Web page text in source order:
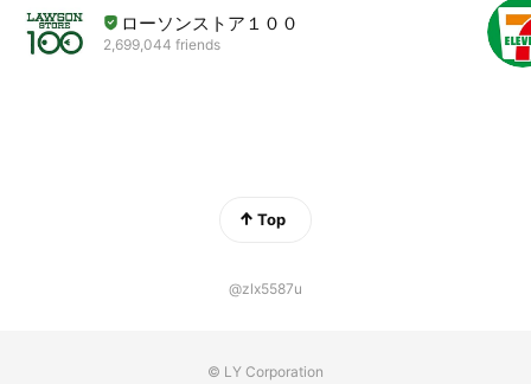
ローソンストア１００
2,699,044 friends
Top
@zlx5587u
© LY Corporation